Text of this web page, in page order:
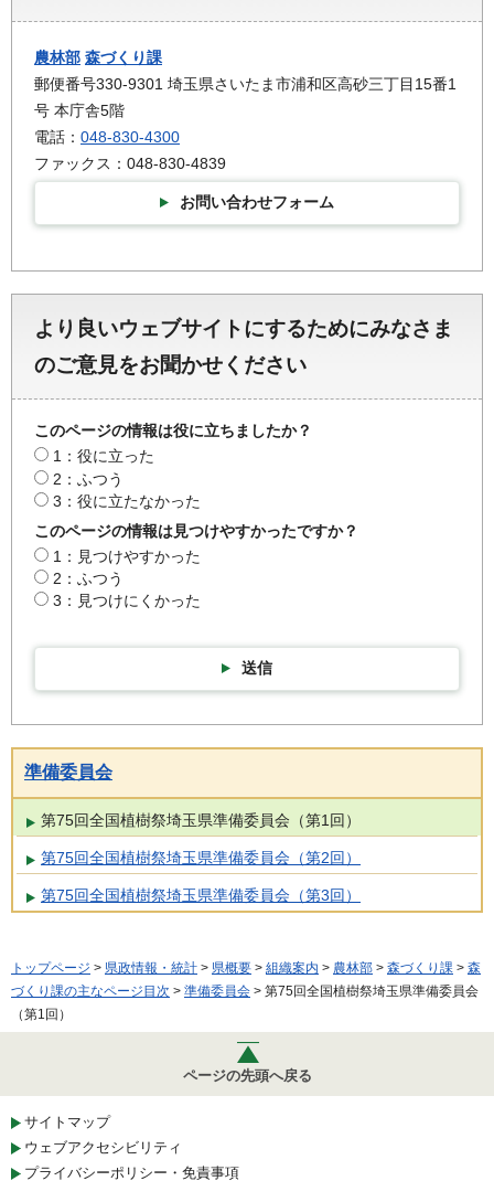
農林部 森づくり課
郵便番号330-9301 埼玉県さいたま市浦和区高砂三丁目15番1
号 本庁舎5階
電話： 048-830-4300
ファックス：048-830-4839
お問い合わせフォーム
より良いウェブサイトにするためにみなさま
のご意見をお聞かせください
このページの情報は役に立ちましたか？
1：役に立った
2：ふつう
3：役に立たなかった
このページの情報は見つけやすかったですか？
1：見つけやすかった
2：ふつう
3：見つけにくかった
送信
準備委員会
第75回全国植樹祭埼玉県準備委員会（第1回）
第75回全国植樹祭埼玉県準備委員会（第2回）
第75回全国植樹祭埼玉県準備委員会（第3回）
トップページ > 県政情報・統計 > 県概要 > 組織案内 > 農林部 > 森づくり課 > 森
づくり課の主なページ目次 > 準備委員会 > 第75回全国植樹祭埼玉県準備委員会
（第1回）
ページの先頭へ戻る
サイトマップ
ウェブアクセシビリティ
プライバシーポリシー・免責事項